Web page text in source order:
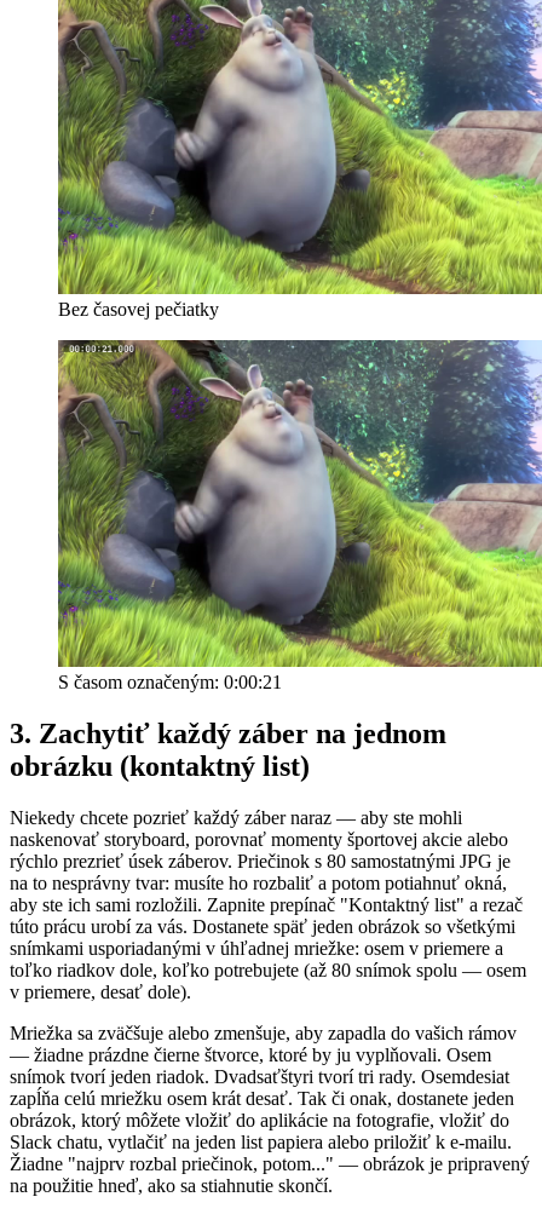
Bez časovej pečiatky
S časom označeným: 0:00:21
3. Zachytiť každý záber na jednom
obrázku (kontaktný list)
Niekedy chcete pozrieť každý záber naraz — aby ste mohli
naskenovať storyboard, porovnať momenty športovej akcie alebo
rýchlo prezrieť úsek záberov. Priečinok s 80 samostatnými JPG je
na to nesprávny tvar: musíte ho rozbaliť a potom potiahnuť okná,
aby ste ich sami rozložili. Zapnite prepínač "Kontaktný list" a rezač
túto prácu urobí za vás. Dostanete späť jeden obrázok so všetkými
snímkami usporiadanými v úhľadnej mriežke: osem v priemere a
toľko riadkov dole, koľko potrebujete (až 80 snímok spolu — osem
v priemere, desať dole).
Mriežka sa zväčšuje alebo zmenšuje, aby zapadla do vašich rámov
— žiadne prázdne čierne štvorce, ktoré by ju vyplňovali. Osem
snímok tvorí jeden riadok. Dvadsaťštyri tvorí tri rady. Osemdesiat
zapĺňa celú mriežku osem krát desať. Tak či onak, dostanete jeden
obrázok, ktorý môžete vložiť do aplikácie na fotografie, vložiť do
Slack chatu, vytlačiť na jeden list papiera alebo priložiť k e-mailu.
Žiadne "najprv rozbal priečinok, potom..." — obrázok je pripravený
na použitie hneď, ako sa stiahnutie skončí.